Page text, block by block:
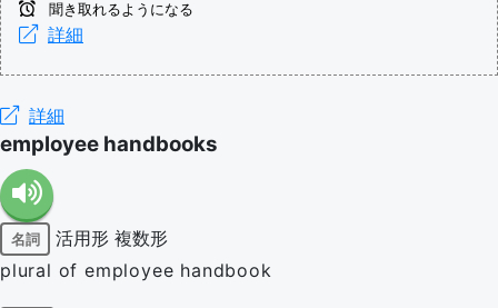
聞き取れるようになる
詳細
詳細
employee handbooks
名詞 活用形 複数形
plural of employee handbook